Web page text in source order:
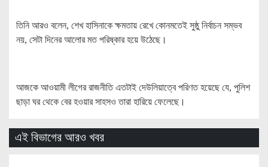
তিনি আরও বলেন, শেখ হাসিনাকে ক্ষমতায় রেখে কোনমতেই সুষ্ঠু নির্বাচন সম্ভব
নয়, সেটা দিনের আলোর মত পরিষ্কার হয়ে উঠেছে।
আজকে আওয়ামী লীগের রাজনীতি এতটাই দেউলিয়াত্বে পরিণত হয়েছে যে, পুলিশ
ছাড়া ঘর থেকে বের হওয়ার সাহসও তারা হারিয়ে ফেলেছে।
এই বিভাগের আরও খবর